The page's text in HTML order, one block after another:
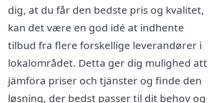
dig, at du får den bedste pris og kvalitet,
kan det være en god idé at indhente
tilbud fra flere forskellige leverandører i
lokalområdet. Detta ger dig mulighed att
jämföra priser och tjänster og finde den
løsning, der bedst passer til dit behov og